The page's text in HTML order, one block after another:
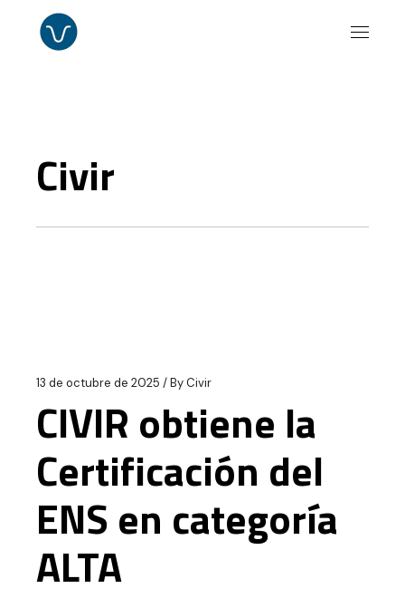
Civir
13 de octubre de 2025 ByCivir
CIVIR obtiene la
Certificación del
ENS en categoría
ALTA